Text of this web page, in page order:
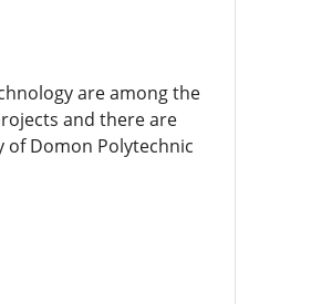
are among the
and there are
of Domon Polytechnic